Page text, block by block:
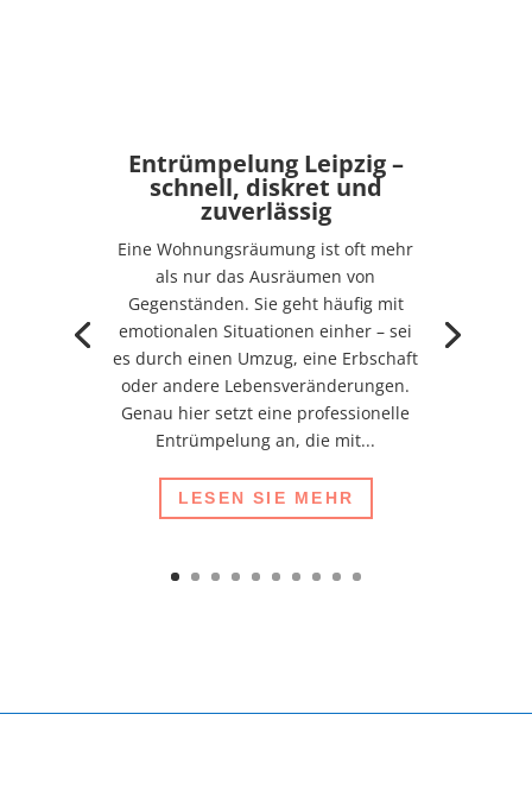
Entrümpelung Leipzig –
schnell, diskret und
zuverlässig
Eine Wohnungsräumung ist oft mehr
als nur das Ausräumen von
Gegenständen. Sie geht häufig mit
emotionalen Situationen einher – sei
es durch einen Umzug, eine Erbschaft
oder andere Lebensveränderungen.
Genau hier setzt eine professionelle
Entrümpelung an, die mit...
LESEN SIE MEHR